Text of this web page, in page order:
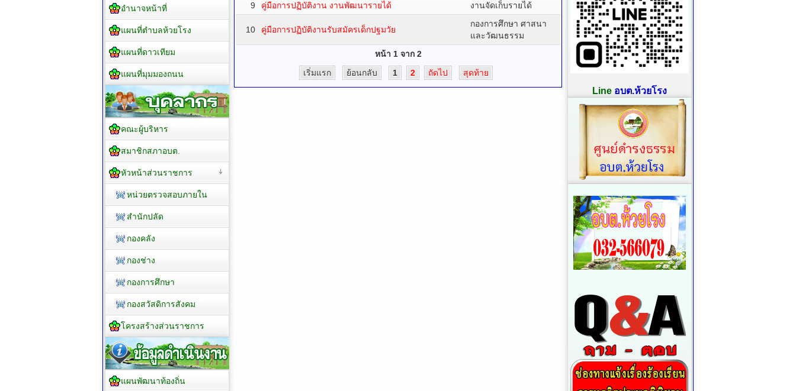
9
คู่มือการปฏิบัติงาน งานพัฒนารายได้ งานจัดเก็บรายได้
10 คู่มือการปฏิบัติงานรับสมัครเด็กปฐมวัย
กองการศึกษา ศาสนา
และวัฒนธรรม
หน้า 1 จาก 2
เริ่มแรก
ย้อนกลับ 1 2 ถัดไป สุดท้าย
อำนาจหน้าที่
แผนที่ตำบลห้วยโรง
แผนที่ดาวเทียม
แผนที่มุมมองถนน
คณะผู้บริหาร
สมาชิกสภาอบต.
หัวหน้าส่วนราชการ
หน่วยตรวจสอบภายใน
สำนักปลัด
กองคลัง
กองช่าง
กองการศึกษา
กองสวัสดิการสังคม
โครงสร้างส่วนราชการ
แผนพัฒนาท้องถิ่น
Line อบต.ห้วยโรง